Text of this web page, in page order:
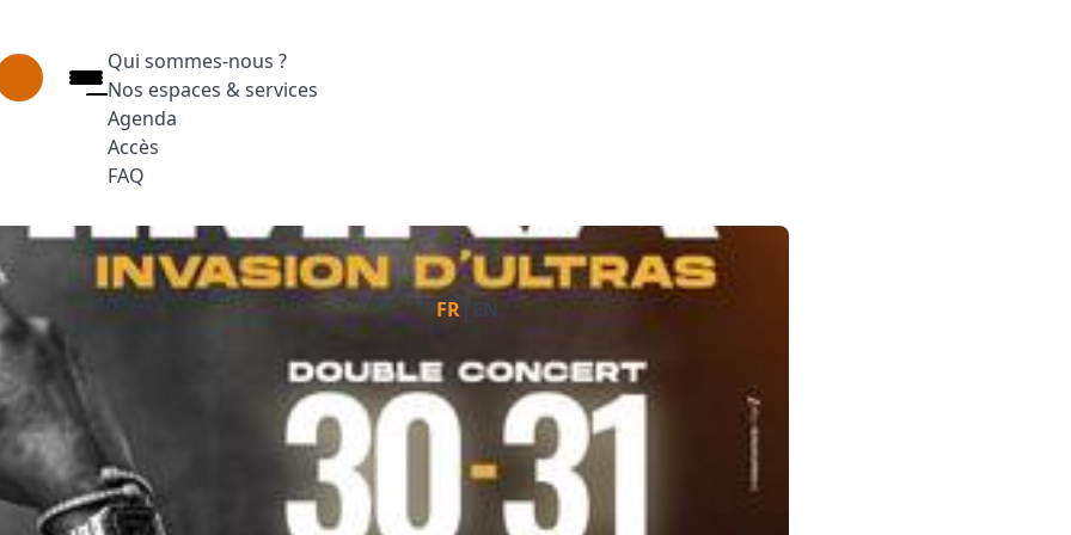
Qui sommes-nous ?
Nos espaces & services
Agenda
Accès
FAQ
Facebook
Instagram
Linkedin
FR EN